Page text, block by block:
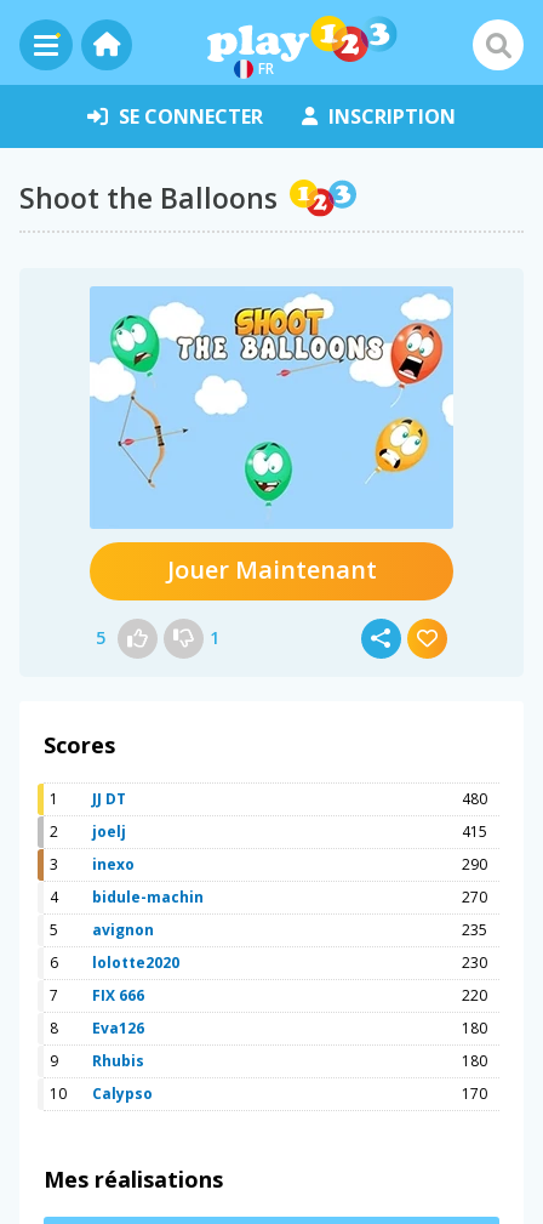
FR
SE CONNECTER INSCRIPTION
Shoot the Balloons
Jouer Maintenant
5 1
Scores
1 JJ DT
480
2
joelj
415
3
inexo
290
4
bidule-machin
270
5
avignon
235
6
lolotte2020
230
7
FIX 666
220
8
Eva126
180
9
Rhubis
180
10
Calypso 170
Mes réalisations